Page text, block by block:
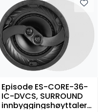
Episode ES-CORE-36-
IC-DVCS, SURROUND
innbyggingshøyttaler,